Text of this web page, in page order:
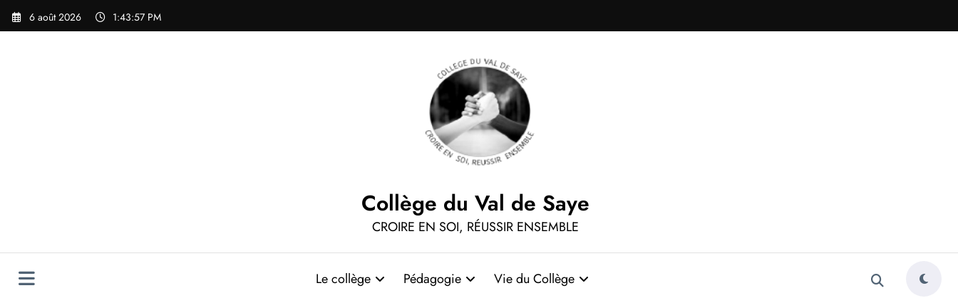
Aller
6 août 2026 1:43:57 PM
Collège du Val de Saye
CROIRE EN SOI, RÉUSSIR ENSEMBLE
Le collège Pédagogie Vie du Collège